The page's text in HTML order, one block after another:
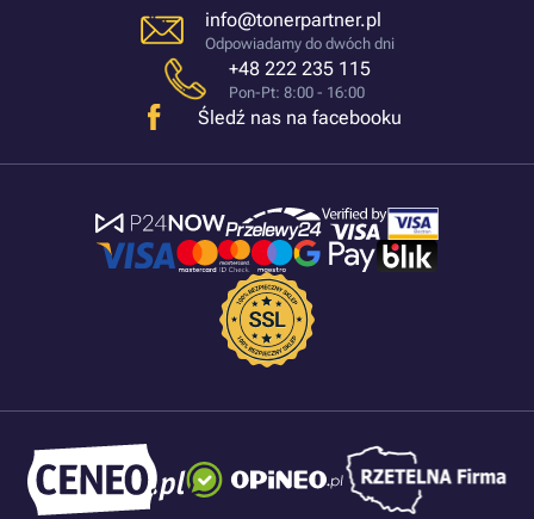
info@tonerpartner.pl
Odpowiadamy do dwóch dni
+48 222 235 115
Pon-Pt: 8:00 - 16:00
Śledź nas na facebooku